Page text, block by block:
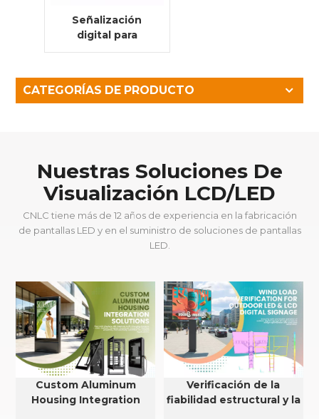
Señalización
digital para
exteriores de
doble cara de
3500nits con
CATEGORÍAS DE PRODUCTO
Nuestras Soluciones De
Visualización LCD/LED
CNLC tiene más de 12 años de experiencia en la fabricación
de pantallas LED y en el suministro de soluciones de pantallas
LED.
Custom Aluminum
Housing Integration
Verificación de la
fiabilidad estructural y la